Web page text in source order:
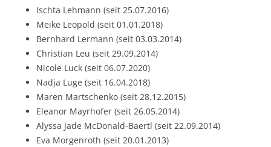
Ischta Lehmann (seit 25.07.2016)
Meike Leopold (seit 01.01.2018)
Bernhard Lermann (seit 03.03.2014)
Christian Leu (seit 29.09.2014)
Nicole Luck (seit 06.07.2020)
Nadja Luge (seit 16.04.2018)
Maren Martschenko (seit 28.12.2015)
Eleanor Mayrhofer (seit 26.05.2014)
Alyssa Jade McDonald-Baertl (seit 22.09.2014)
Eva Morgenroth (seit 20.01.2013)